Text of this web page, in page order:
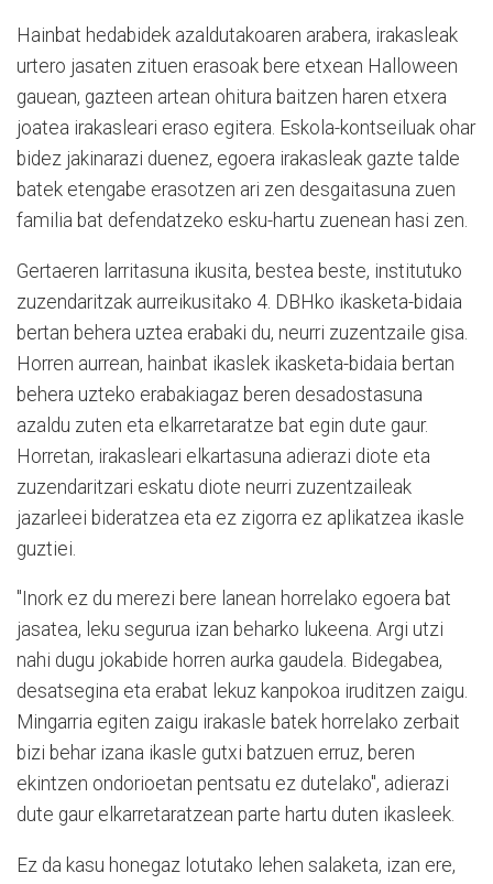
Hainbat hedabidek azaldutakoaren arabera, irakasleak
urtero jasaten zituen erasoak bere etxean Halloween
gauean, gazteen artean ohitura baitzen haren etxera
joatea irakasleari eraso egitera. Eskola-kontseiluak ohar
bidez jakinarazi duenez, egoera irakasleak gazte talde
batek etengabe erasotzen ari zen desgaitasuna zuen
familia bat defendatzeko esku-hartu zuenean hasi zen.
Gertaeren larritasuna ikusita, bestea beste, institutuko
zuzendaritzak aurreikusitako 4. DBHko ikasketa-bidaia
bertan behera uztea erabaki du, neurri zuzentzaile gisa.
Horren aurrean, hainbat ikaslek ikasketa-bidaia bertan
behera uzteko erabakiagaz beren desadostasuna
azaldu zuten eta elkarretaratze bat egin dute gaur.
Horretan, irakasleari elkartasuna adierazi diote eta
zuzendaritzari eskatu diote neurri zuzentzaileak
jazarleei bideratzea eta ez zigorra ez aplikatzea ikasle
guztiei.
"Inork ez du merezi bere lanean horrelako egoera bat
jasatea, leku segurua izan beharko lukeena. Argi utzi
nahi dugu jokabide horren aurka gaudela. Bidegabea,
desatsegina eta erabat lekuz kanpokoa iruditzen zaigu.
Mingarria egiten zaigu irakasle batek horrelako zerbait
bizi behar izana ikasle gutxi batzuen erruz, beren
ekintzen ondorioetan pentsatu ez dutelako", adierazi
dute gaur elkarretaratzean parte hartu duten ikasleek.
Ez da kasu honegaz lotutako lehen salaketa, izan ere,